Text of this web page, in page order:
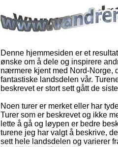
Denne hjemmesiden er et
ønske om å dele og inspirere
nærmere kjent med Nord-Norge,
fantastiske landsdelen vår.
beskrevet er stort sett gått de
Noen turer er merket eller har
Turer som er beskrevet og ikke
lette å gå og løypen er bedre
turene jeg har valgt å beskrive,
sett hele landsdelen og varierer